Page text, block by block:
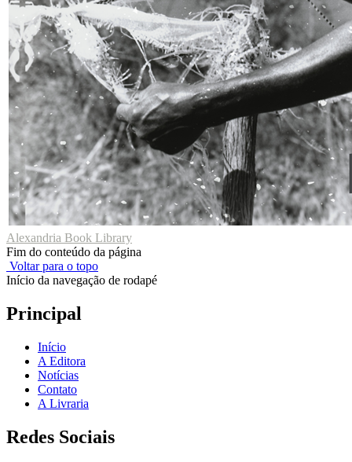
Alexandria Book Library
Fim do conteúdo da página
Voltar para o topo
Início da navegação de rodapé
Principal
Início
A Editora
Notícias
Contato
A Livraria
Redes Sociais